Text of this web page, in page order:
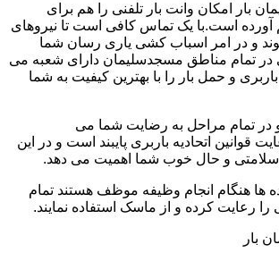
بار امکان وانت بار تلفنی را هم برای
آورده است.با یک تماس کافی است تا نیروهای
و در امر اسباب کشی یاری رسان شما
در تمام مناطق مسجدسلیمان دارای شعبه می
و حمل بار را با بهترین کیفیت به شما
در تمام مراحل به رضایت شما می
قوانین اتحادیه باربری پایبند است و در این
سلامتی و حال خوب شما اهمیت می دهد.
ها هنگام انجام وظیفه موظف هستند تمام
را رعایت کرده و از ماسک استفاده نمایند.
بار